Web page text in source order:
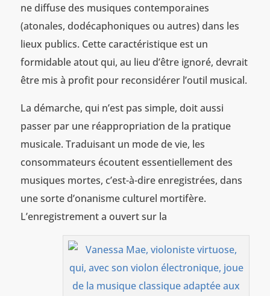
ne diffuse des musiques contemporaines
(atonales, dodécaphoniques ou autres) dans les
lieux publics. Cette caractéristique est un
formidable atout qui, au lieu d’être ignoré, devrait
être mis à profit pour reconsidérer l’outil musical.
La démarche, qui n’est pas simple, doit aussi
passer par une réappropriation de la pratique
musicale. Traduisant un mode de vie, les
consommateurs écoutent essentiellement des
musiques mortes, c’est-à-dire enregistrées, dans
une sorte d’onanisme culturel mortifère.
L’enregistrement a ouvert sur la